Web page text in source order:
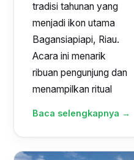
tradisi tahunan yang
menjadi ikon utama
Bagansiapiapi, Riau.
Acara ini menarik
ribuan pengunjung dan
menampilkan ritual
Baca selengkapnya →